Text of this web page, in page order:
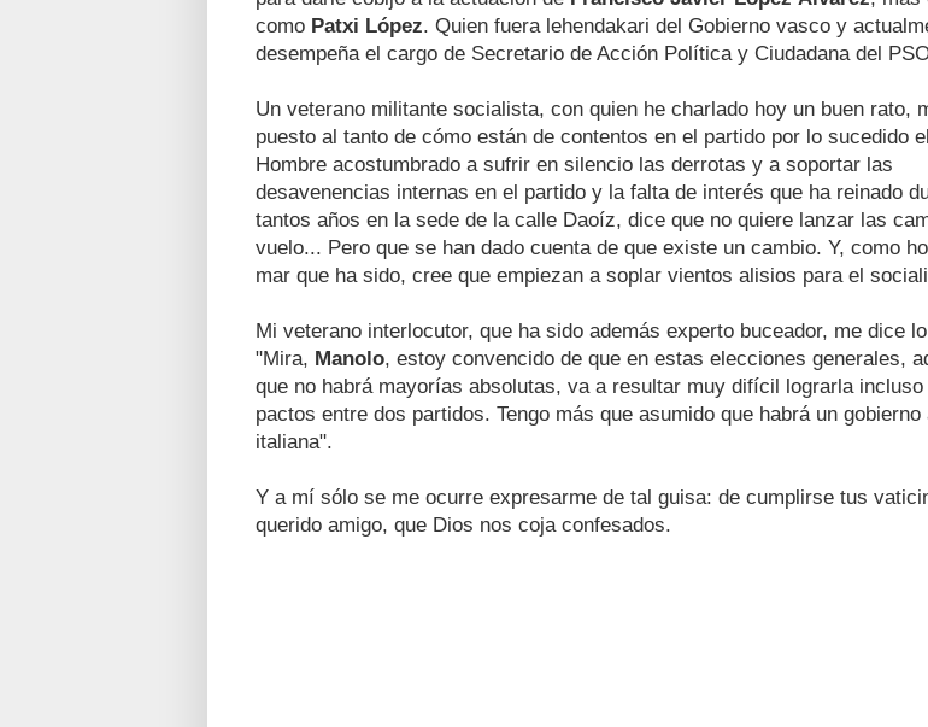
como Patxi López. Quien fuera lehendakari del Gobierno vasco y
desempeña el cargo de Secretario de Acción Política y Ciudadana del
Un veterano militante socialista, con quien he charlado hoy un buen rato,
puesto al tanto de cómo están de contentos en el partido por lo sucedido
Hombre acostumbrado a sufrir en silencio las derrotas y a soportar las
desavenencias internas en el partido y la falta de interés que ha reinado
tantos años en la sede de la calle Daoíz, dice que no quiere lanzar las
vuelo... Pero que se han dado cuenta de que existe un cambio. Y, como
mar que ha sido, cree que empiezan a soplar vientos alisios para el
Mi veterano interlocutor, que ha sido además experto buceador, me dice
"Mira, Manolo, estoy convencido de que en estas elecciones generales,
que no habrá mayorías absolutas, va a resultar muy difícil lograrla incluso
pactos entre dos partidos. Tengo más que asumido que habrá un gobierno
italiana".
Y a mí sólo se me ocurre expresarme de tal guisa: de cumplirse tus
querido amigo, que Dios nos coja confesados.